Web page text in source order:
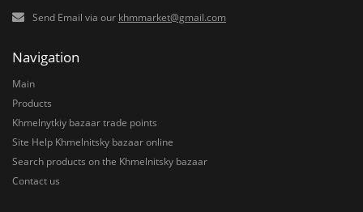
Send Email via our khmmarket@gmail.com
Navigation
Main
Products
Khmelnytkiy bazaar trade points
Site Help Khmelnitsky bazaar online
Search products on the Khmelnitsky bazaar
Contact us